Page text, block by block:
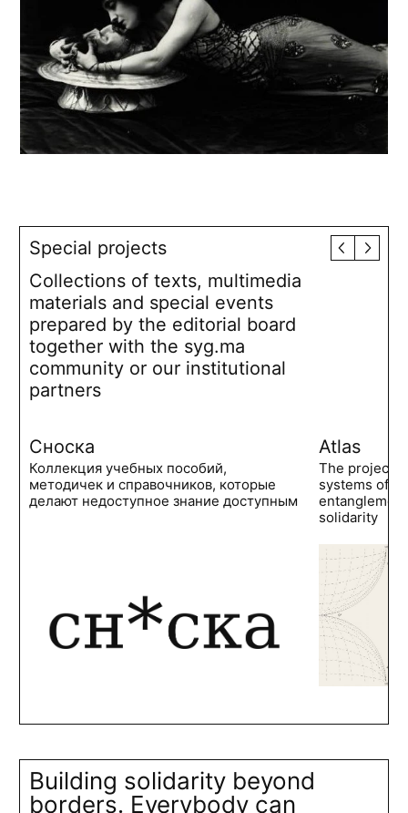
Special projects
Collections of texts, multimedia
materials and special events
prepared by the editorial board
together with the syg.ma
community or our institutional
partners
Сноска
Коллекция учебных пособий,
методичек и справочников, которые
делают недоступное знание доступным
Atlas
The project
systems of
solidarity
Building solidarity beyond
borders. Everybody can